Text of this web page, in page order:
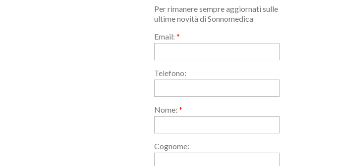
Per rimanere sempre aggiornati sulle
ultime novità di Sonnomedica
Email: *
Telefono:
Nome: *
Cognome: